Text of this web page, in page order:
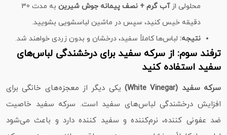
محلولی ازآب گرم + نصف پیمانه جوش شیرین
به مدت 30
دقیقه خیس کنید، سپس در ماشین لباسشویی بشویید.
نتیجه: لباس‌ها کاملاً سفید، درخشان و بدون زردی خواهند شد.
ترفند سوم: از سرکه سفید برای درخشندگی لباس‌های
سفید استفاده کنید
سرکه سفید (White Vinegar)
یکی دیگر از معجزه‌های خانگی برای
افزایش درخشندگی لباس‌های سفید است. سرکه سفید خاصیت
ضد عفونی‌ کننده، نرم‌کننده و سفید کننده دارد و باعث می‌شود